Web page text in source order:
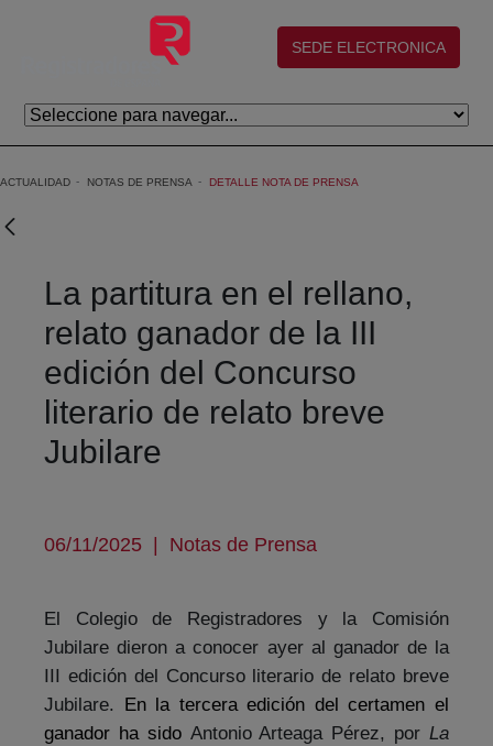
Skip to Main Content
(abre en nueva ventana)
SEDE ELECTRONICA
ACTUALIDAD NOTAS DE PRENSA DETALLE NOTA DE PRENSA
La partitura en el rellano,
relato ganador de la III
edición del Concurso
literario de relato breve
Jubilare
06/11/2025 | Notas de Prensa
El Colegio de Registradores y la Comisión
Jubilare dieron a conocer ayer al ganador de la
III edición del Concurso literario de relato breve
Jubilare. En la tercera edición del certamen el
ganador ha sido Antonio Arteaga Pérez, por La